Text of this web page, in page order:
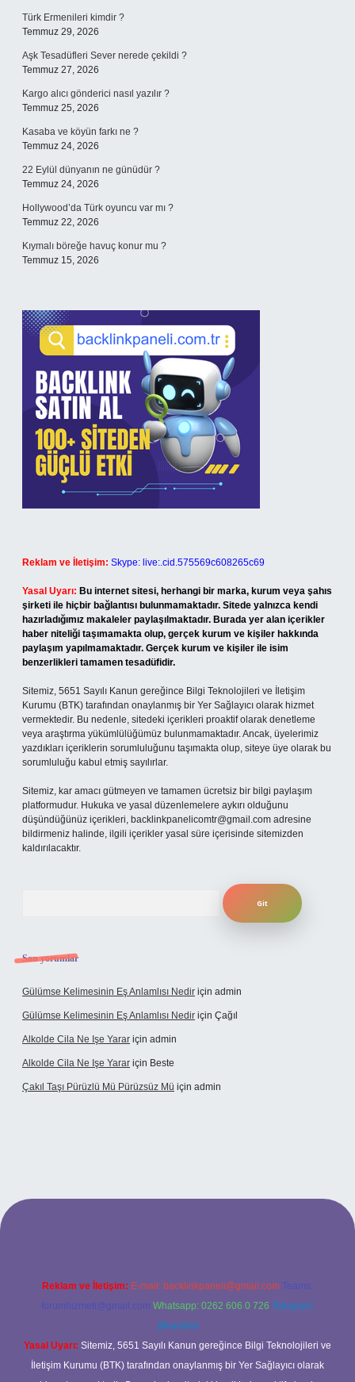
Türk Ermenileri kimdir ?
Temmuz 29, 2026
Aşk Tesadüfleri Sever nerede çekildi ?
Temmuz 27, 2026
Kargo alıcı gönderici nasıl yazılır ?
Temmuz 25, 2026
Kasaba ve köyün farkı ne ?
Temmuz 24, 2026
22 Eylül dünyanın ne günüdür ?
Temmuz 24, 2026
Hollywood’da Türk oyuncu var mı ?
Temmuz 22, 2026
Kıymalı böreğe havuç konur mu ?
Temmuz 15, 2026
Reklam ve İletişim: Skype: live:.cid.575569c608265c69
Yasal Uyarı: Bu internet sitesi, herhangi bir marka, kurum veya şahıs
şirketi ile hiçbir bağlantısı bulunmamaktadır. Sitede yalnızca kendi
hazırladığımız makaleler paylaşılmaktadır. Burada yer alan içerikler
haber niteliği taşımamakta olup, gerçek kurum ve kişiler hakkında
paylaşım yapılmamaktadır. Gerçek kurum ve kişiler ile isim
benzerlikleri tamamen tesadüfidir.
Sitemiz, 5651 Sayılı Kanun gereğince Bilgi Teknolojileri ve İletişim
Kurumu (BTK) tarafından onaylanmış bir Yer Sağlayıcı olarak hizmet
vermektedir. Bu nedenle, sitedeki içerikleri proaktif olarak denetleme
veya araştırma yükümlülüğümüz bulunmamaktadır. Ancak, üyelerimiz
yazdıkları içeriklerin sorumluluğunu taşımakta olup, siteye üye olarak bu
sorumluluğu kabul etmiş sayılırlar.
Sitemiz, kar amacı gütmeyen ve tamamen ücretsiz bir bilgi paylaşım
platformudur. Hukuka ve yasal düzenlemelere aykırı olduğunu
düşündüğünüz içerikleri, backlinkpanelicomtr@gmail.com adresine
bildirmeniz halinde, ilgili içerikler yasal süre içerisinde sitemizden
kaldırılacaktır.
Son yorumlar
Gülümse Kelimesinin Eş Anlamlısı Nedir için admin
Gülümse Kelimesinin Eş Anlamlısı Nedir için Çağıl
Alkolde Cila Ne Işe Yarar için admin
Alkolde Cila Ne Işe Yarar için Beste
Çakıl Taşı Pürüzlü Mü Pürüzsüz Mü için admin
Reklam ve İletişim: E-mail: backlinkpaneli@gmail.com Teams:
forumhizmeti@gmail.com Whatsapp: 0262 606 0 726 Telegram:
@karabul
Yasal Uyarı: Sitemiz, 5651 Sayılı Kanun gereğince Bilgi Teknolojileri ve
İletişim Kurumu (BTK) tarafından onaylanmış bir Yer Sağlayıcı olarak